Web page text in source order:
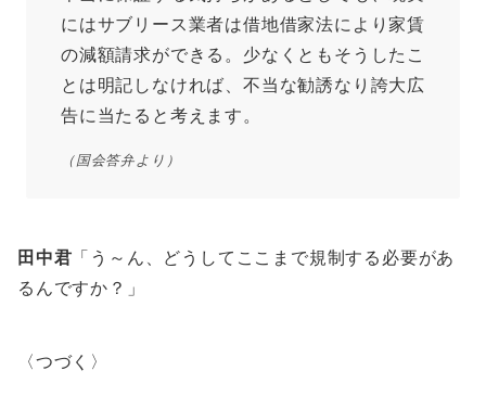
にはサブリース業者は借地借家法により家賃
の減額請求ができる。少なくともそうしたこ
とは明記しなければ、不当な勧誘なり誇大広
告に当たると考えます。
（国会答弁より）
田中君 「う～ん、どうしてここまで規制する必要があ
るんですか？」
〈つづく〉